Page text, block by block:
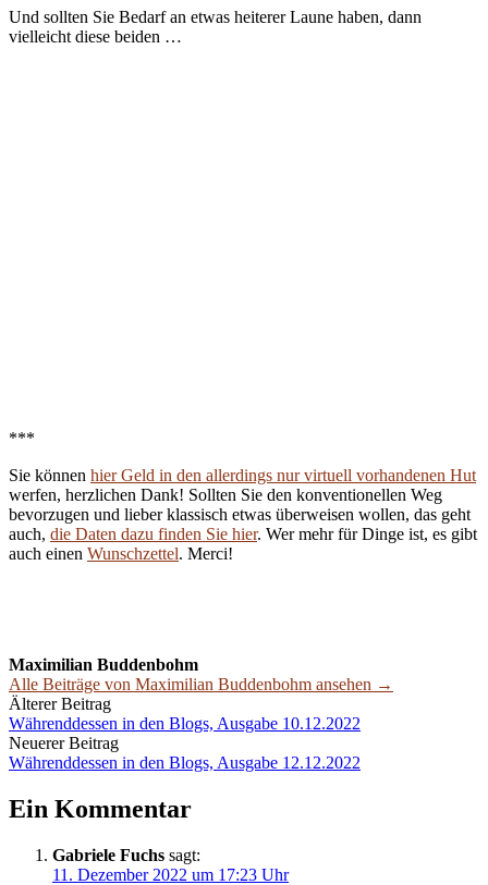
Und sollten Sie Bedarf an etwas heiterer Laune haben, dann
vielleicht diese beiden …
***
Sie können hier Geld in den allerdings nur virtuell vorhandenen Hut
werfen, herzlichen Dank! Sollten Sie den konventionellen Weg
bevorzugen und lieber klassisch etwas überweisen wollen, das geht
auch, die Daten dazu finden Sie hier. Wer mehr für Dinge ist, es gibt
auch einen Wunschzettel. Merci!
Maximilian Buddenbohm
Alle Beiträge von Maximilian Buddenbohm ansehen →
Beitrags-
Navigation
Älterer Beitrag
Währenddessen in den Blogs, Ausgabe 10.12.2022
Neuerer Beitrag
Währenddessen in den Blogs, Ausgabe 12.12.2022
Ein Kommentar
Gabriele Fuchs sagt:
11. Dezember 2022 um 17:23 Uhr